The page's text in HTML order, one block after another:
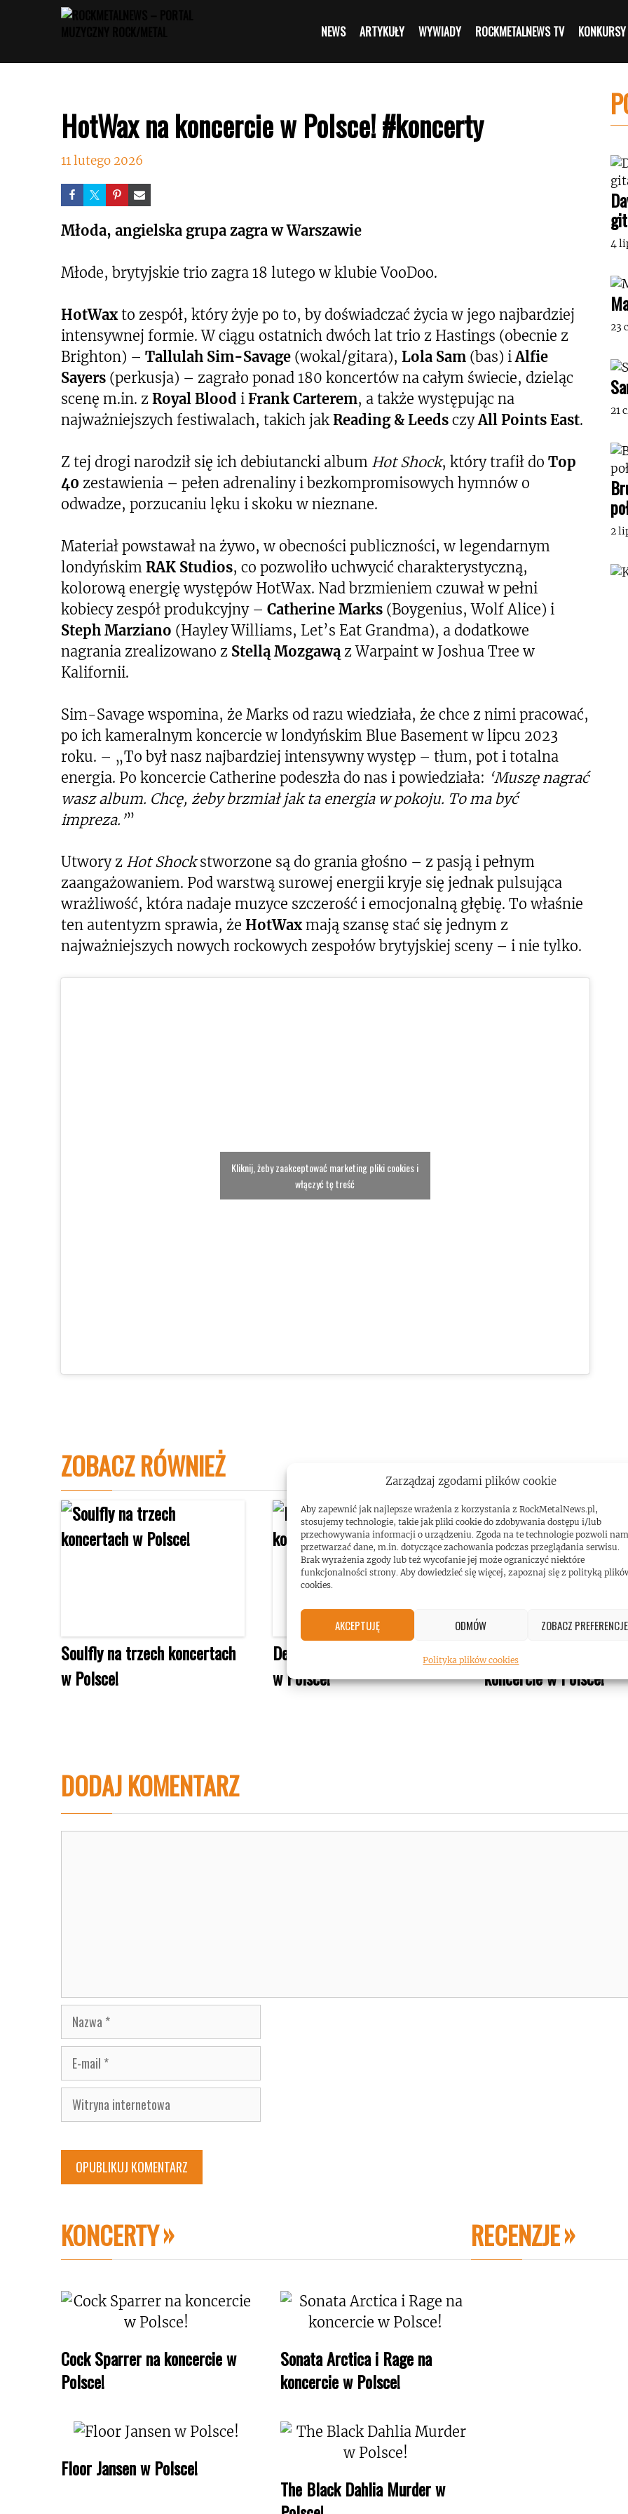
Zarządzaj zgodami plików cookie
Aby zapewnić jak najlepsze wrażenia z korzystania z RockMetalNews.pl,
stosujemy technologie, takie jak pliki cookie do zdobywania dostępu i/lub
przechowywania informacji o urządzeniu. Zgoda na te technologie pozwoli nam
przetwarzać dane, m.in. dotyczące zachowania podczas przeglądania serwisu.
Brak wyrażenia zgody lub też wycofanie jej może ograniczyć niektóre
funkcjonalności strony. Aby dowiedzieć się więcej, zapoznaj się z polityką
cookies.
AKCEPTUJĘ ODMÓW ZOBACZ PREFERENCJE
Polityka plików cookies
NEWS ARTYKUŁY WYWIADY ROCKMETALNEWS TV KONKURSY
HotWax na koncercie w Polsce! #koncerty
11 lutego 2026
Młoda, angielska grupa zagra w Warszawie
Młode, brytyjskie trio zagra 18 lutego w klubie VooDoo.
HotWax to zespół, który żyje po to, by doświadczać życia w jego najbardziej
intensywnej formie. W ciągu ostatnich dwóch lat trio z Hastings (obecnie z
Brighton) – Tallulah Sim-Savage (wokal/gitara), Lola Sam (bas) iAlfie
Sayers (perkusja) – zagrało ponad 180 koncertów na całym świecie, dzieląc
scenę m.in. z Royal Blood i Frank Carterem, a także występując na
najważniejszych festiwalach, takich jak Reading & Leeds czyAll Points East.
Z tej drogi narodził się ich debiutancki album Hot Shock, który trafił do Top
40 zestawienia – pełen adrenaliny i bezkompromisowych hymnów o
odwadze, porzucaniu lęku i skoku w nieznane.
Materiał powstawał na żywo, w obecności publiczności, w legendarnym
londyńskim RAK Studios, co pozwoliło uchwycić charakterystyczną,
kolorową energię występów HotWax. Nad brzmieniem czuwał w pełni
kobiecy zespół produkcyjny – Catherine Marks (Boygenius, Wolf Alice) i
Steph Marziano (Hayley Williams, Let’s Eat Grandma), a dodatkowe
nagrania zrealizowano z Stellą Mozgawą z Warpaint w Joshua Tree w
Kalifornii.
Sim-Savage wspomina, że Marks od razu wiedziała, że chce z nimi pracować,
po ich kameralnym koncercie w londyńskim Blue Basement w lipcu 2023
roku. – „To był nasz najbardziej intensywny występ – tłum, pot i totalna
energia. Po koncercie Catherine podeszła do nas i powiedziała: ‘Muszę nagrać
wasz album. Chcę, żeby brzmiał jak ta energia w pokoju. To ma być
impreza.’”
Utwory z Hot Shockstworzone są do grania głośno – z pasją i pełnym
zaangażowaniem. Pod warstwą surowej energii kryje się jednak pulsująca
wrażliwość, która nadaje muzyce szczerość i emocjonalną głębię. To właśnie
ten autentyzm sprawia, że HotWax mają szansę stać się jednym z
najważniejszych nowych rockowych zespołów brytyjskiej sceny – i nie tylko.
Kliknij, żeby zaakceptować marketing pliki cookies i
włączyć tę treść
4
23
21
2
ZOBACZ RÓWNIEŻ
Soulfly na trzech koncertach
w Polsce!
Devin Townsend na koncercie
w Polsce!
Five Finger Death
koncercie w Polsce!
DODAJ KOMENTARZ
Nazwa
E-
mail
Witryna
internetowa
KONCERTY
Cock Sparrer na koncercie w
Polsce!
Sonata Arctica i Rage na
koncercie w Polsce!
Floor Jansen w Polsce!
The Black Dahlia Murder w
RECENZJE